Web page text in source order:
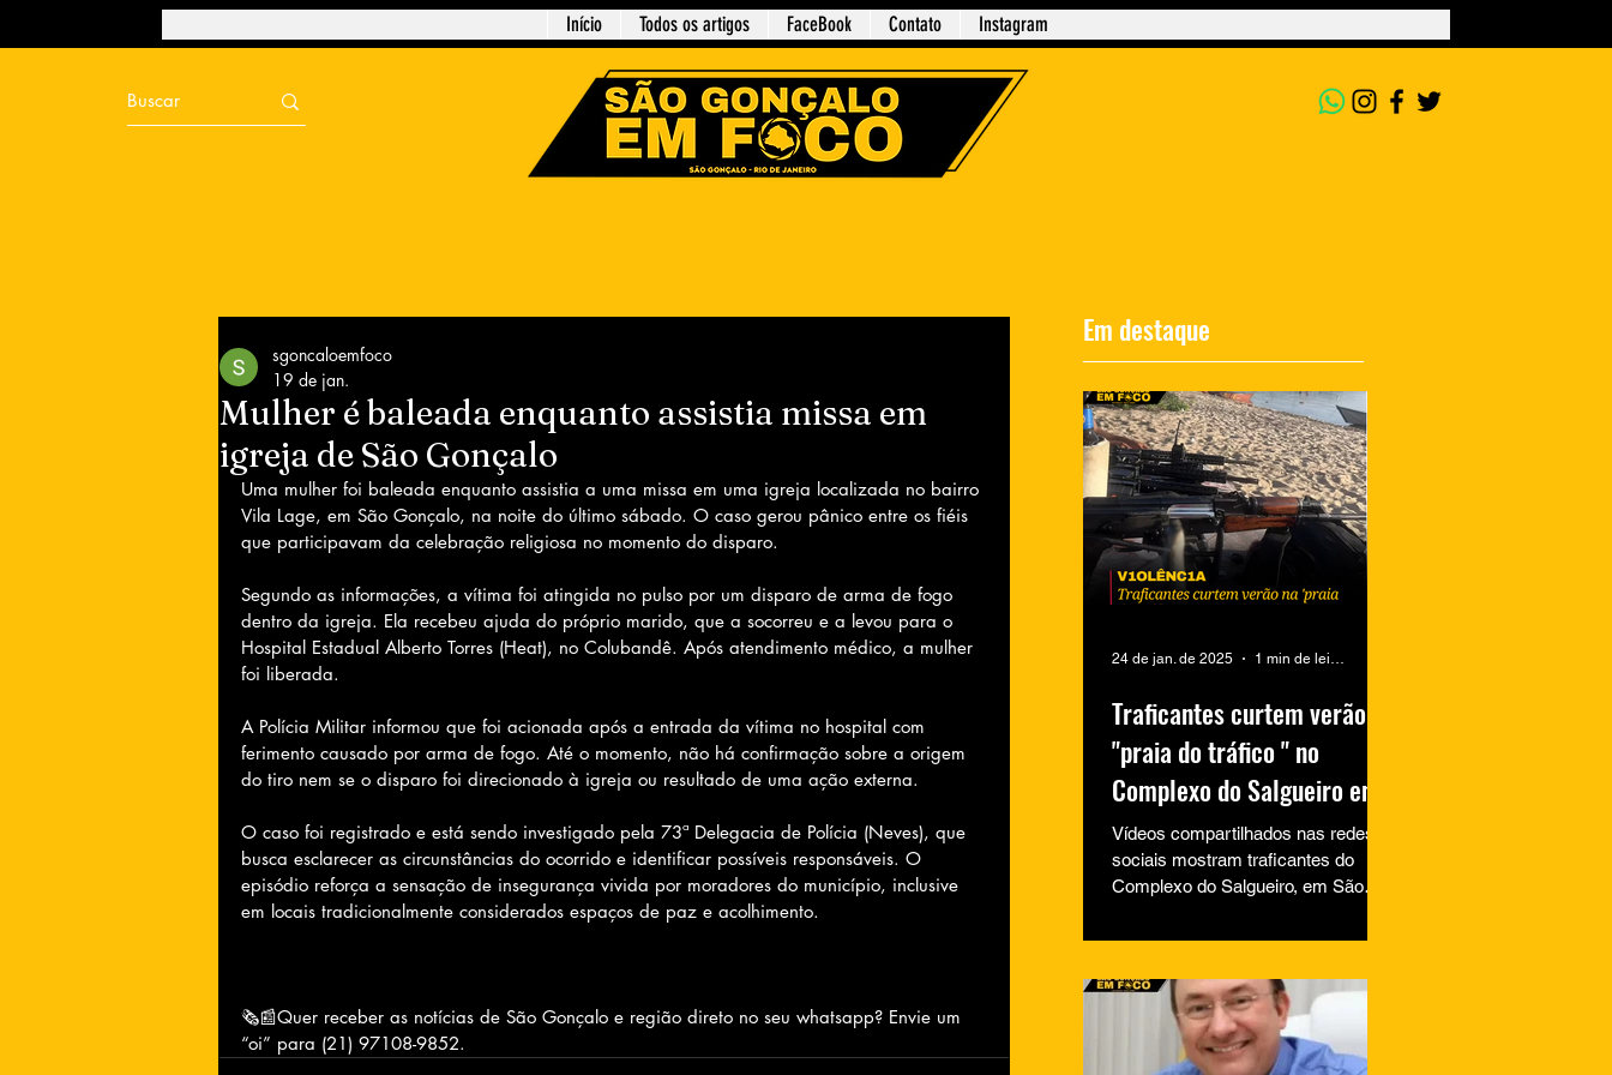
Início Todos os artigos FaceBook Contato Instagram
Mulher é baleada enquanto assistia missa em
igreja de São Gonçalo
sgoncaloemfoco
19 de jan.
Uma mulher foi baleada enquanto assistia a uma missa em uma igreja localizada no bairro
Vila Lage, em São Gonçalo, na noite do último sábado. O caso gerou pânico entre os fiéis
que participavam da celebração religiosa no momento do disparo.
Segundo as informações, a vítima foi atingida no pulso por um disparo de arma de fogo
dentro da igreja. Ela recebeu ajuda do próprio marido, que a socorreu e a levou para o
Hospital Estadual Alberto Torres (Heat), no Colubandê. Após atendimento médico, a mulher
foi liberada.
A Polícia Militar informou que foi acionada após a entrada da vítima no hospital com
ferimento causado por arma de fogo. Até o momento, não há confirmação sobre a origem
do tiro nem se o disparo foi direcionado à igreja ou resultado de uma ação externa.
O caso foi registrado e está sendo investigado pela 73ª Delegacia de Polícia (Neves), que
busca esclarecer as circunstâncias do ocorrido e identificar possíveis responsáveis. O
episódio reforça a sensação de insegurança vivida por moradores do município, inclusive
em locais tradicionalmente considerados espaços de paz e acolhimento.
🗞📰Quer receber as notícias de São Gonçalo e região direto no seu whatsapp? Envie um
“oi” para (21) 97108-9852.
Em destaque
Traficantes curtem verão na
"praia do tráfico " no
Complexo do Salgueiro em
São Gonçalo
Vídeos compartilhados nas redes
sociais mostram traficantes do
Complexo do Salgueiro, em São
de lazer na...
24 de jan. de 2025